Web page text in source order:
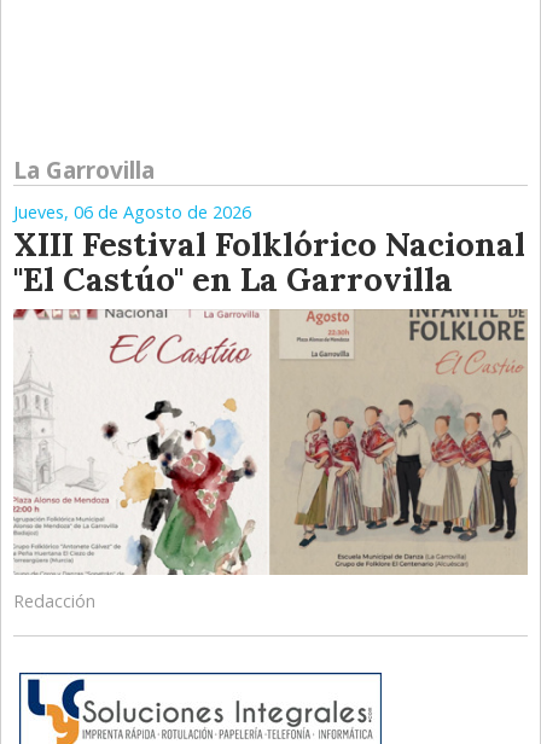
La Garrovilla
Jueves, 06 de Agosto de 2026
XIII Festival Folklórico Nacional
"El Castúo" en La Garrovilla
Redacción